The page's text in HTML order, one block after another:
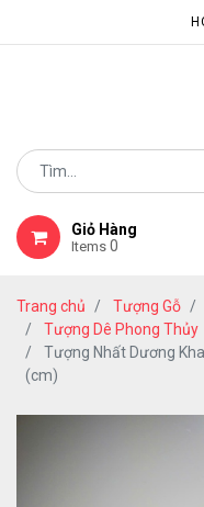
Giỏ Hàng
Items 0
Trang chủ Tượng Gỗ
Tượng Dê Phong Thủy
Tượng Nhất Dương
(cm)